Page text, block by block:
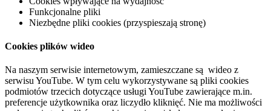
Funkcjonalne pliki
Niezbędne pliki cookies (przyspieszają stronę)
Cookies plików wideo
Na naszym serwisie internetowym, zamieszczane są wideo z
serwisu YouTube. W tym celu wykorzystywane są pliki cookies
podmiotów trzecich dotyczące usługi YouTube zawierające m.in.
preferencje użytkownika oraz liczydło kliknięć. Nie ma możliwości